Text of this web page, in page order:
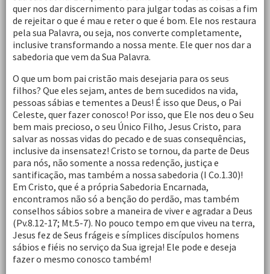
quer nos dar discernimento para julgar todas as coisas a fim
de rejeitar o que é mau e reter o que é bom. Ele nos restaura
pela sua Palavra, ou seja, nos converte completamente,
inclusive transformando a nossa mente. Ele quer nos dar a
sabedoria que vem da Sua Palavra.
O que um bom pai cristão mais desejaria para os seus
filhos? Que eles sejam, antes de bem sucedidos na vida,
pessoas sábias e tementes a Deus! É isso que Deus, o Pai
Celeste, quer fazer conosco! Por isso, que Ele nos deu o Seu
bem mais precioso, o seu Único Filho, Jesus Cristo, para
salvar as nossas vidas do pecado e de suas consequências,
inclusive da insensatez! Cristo se tornou, da parte de Deus
para nós, não somente a nossa redenção, justiça e
santificação, mas também a nossa sabedoria (I Co.1.30)!
Em Cristo, que é a própria Sabedoria Encarnada,
encontramos não só a benção do perdão, mas também
conselhos sábios sobre a maneira de viver e agradar a Deus
(Pv.8.12-17; Mt.5-7). No pouco tempo em que viveu na terra,
Jesus fez de Seus frágeis e símplices discípulos homens
sábios e fiéis no serviço da Sua igreja! Ele pode e deseja
fazer o mesmo conosco também!